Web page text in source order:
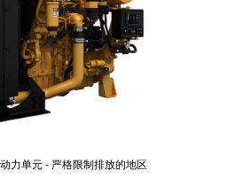
力单元 - 严格限制排放的地区